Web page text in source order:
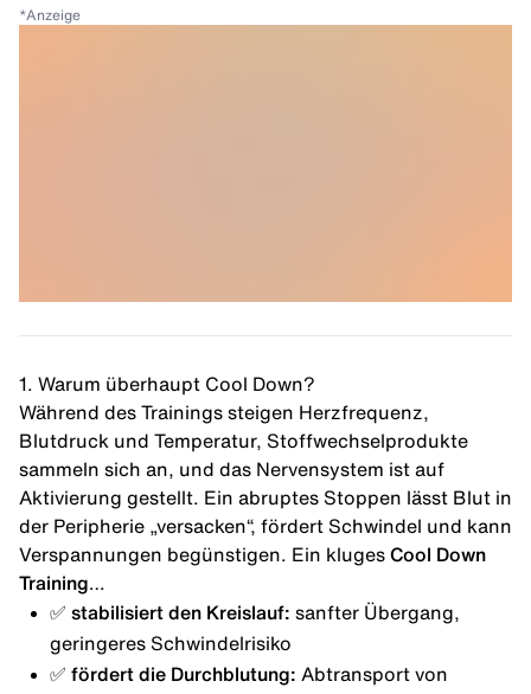
*Anzeige
1. Warum überhaupt Cool Down?
Während des Trainings steigen Herzfrequenz
Blutdruck und Temperatur, Stoffwechselprodukte
sammeln sich an, und das Nervensystem ist auf
Aktivierung gestellt. Ein abruptes Stoppen lässt Blut in
der Peripherie „versacken“, fördert Schwindel und kann
Verspannungen begünstigen. Ein kluges Cool Down
Training
✅ stabilisiert den Kreislauf: sanfter Übergang,
geringeres Schwindelrisiko
✅ fördert die Durchblutung: Abtransport von